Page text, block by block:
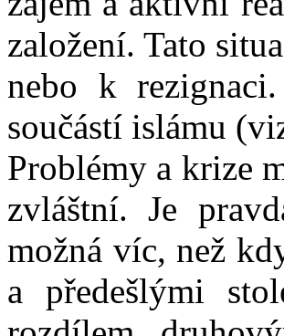
založení. Tato
nebo k
součástí islámu
Problémy a krize
zvláštní. Je
možná víc, než
a předešlými